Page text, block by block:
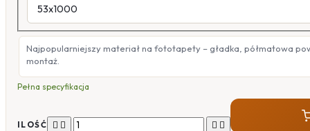
Najpopularniejszy materiał na fototapety – gładka, półmatowa
montaż.
Pełna specyfikacja
ILOŚĆ    